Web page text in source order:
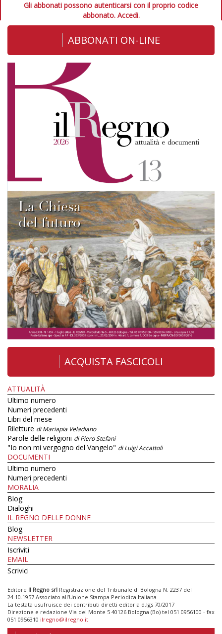
Gli abbonati possono autenticarsi con il proprio codice
abbonato. Accedi.
ABBONATI ON-LINE
ACQUISTA FASCICOLI
ATTUALITÀ
Ultimo numero
Numeri precedenti
Libri del mese
Riletture di Mariapia Veladiano
Parole delle religioni di Piero Stefani
"Io non mi vergogno del Vangelo" di Luigi Accattoli
DOCUMENTI
Ultimo numero
Numeri precedenti
MORALIA
Blog
Dialoghi
IL REGNO DELLE DONNE
Blog
NEWSLETTER
Iscriviti
EMAIL
Scrivici
Editore Il Regno srl Registrazione del Tribunale di Bologna N. 2237 del
24.10.1957 Associato all’Unione Stampa Periodica Italiana
La testata usufruisce dei contributi diretti editoria d.lgs 70/2017
Direzione e redazione Via del Monte 5 40126 Bologna (Bo) tel 051 0956100 - fax
051 0956310 ilregno@ilregno.it